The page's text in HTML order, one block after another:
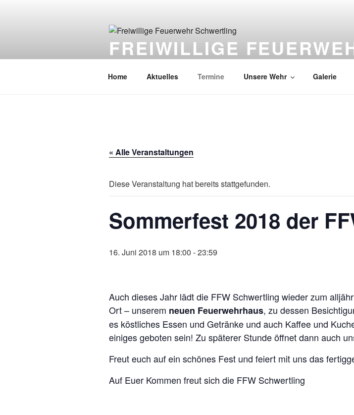
FREIWILLIGE
Home Aktuelles Termine Unsere Wehr Galerie
« Alle Veranstaltungen
Diese Veranstaltung hat bereits stattgefunden.
Sommerfest 2018 der
16. Juni 2018 um 18:00 -23:59
Auch dieses Jahr lädt die FFW Schwertling wieder zum
Ort – unserem neuen Feuerwehrhaus, zu dessen
es köstliches Essen und Getränke und auch Kaffee und
einiges geboten sein! Zu späterer Stunde öffnet dann auch
Freut euch auf ein schönes Fest und feiert mit uns das
Auf Euer Kommen freut sich die FFW Schwertling